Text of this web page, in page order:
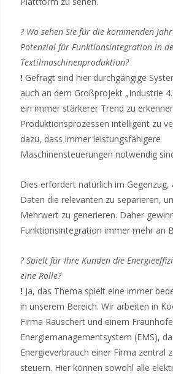
? Wo sehen Sie für die kommenden
Potenzial für Funktionsintegration in
Textilmaschinenproduktion?
! Gefragt sind hier durchgängige
auch an dem Großprojekt „Industrie
ein immer stärkerer Trend zu
Produktionsprozessen intelligent zu
dazu, dass immer leistungsfähigere
Maschinensteuerungen notwendig
Dies erfordert natürlich im Gegenzug,
Daten die relevanten zu separieren,
Mehrwert zu generieren. Daher
Funktionsintegration immer mehr an
? Spielt für Ihre Kunden die
eine Rolle?
! Ja, das Thema spielt eine immer
in unserem Bereich. Wir arbeiten in
Firma Rauschert und einem
Energiemanagementsystem (EMS),
Energieverbrauch einer Firma zentral
steuern. Hier können sowohl alle